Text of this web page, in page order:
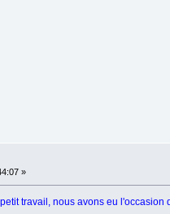
»
travail, nous avons eu